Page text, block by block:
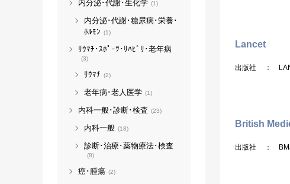
Lancet
出版社 ：
British
出版社 ：
内分泌･代謝･生化学 (1)
内分泌･代謝･糖尿病･栄養･
ﾎﾙﾓﾝ (1)
ﾘｳﾏﾁ･ｽﾎﾟｰﾂ･ﾘﾊﾋﾞﾘ･老年病
(3)
ﾘｳﾏﾁ (2)
老年病･老人医学 (1)
内科一般･診断･検査 (23)
内科一般 (18)
診断･治療･薬物療法･検査
(8)
癌･腫瘍 (2)